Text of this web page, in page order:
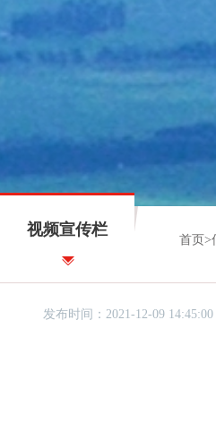
视频宣传栏
首页 >
发布时间：2021-12-09 14:45:00